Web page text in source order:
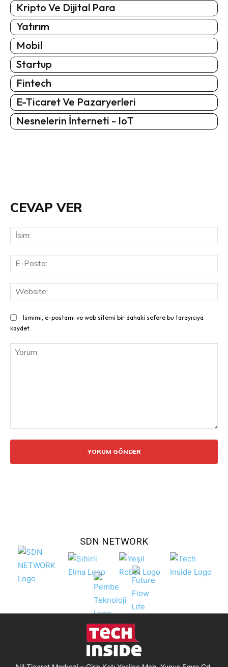
Kripto Ve Dijital Para
Yatırım
Mobil
Startup
Fintech
E-Ticaret Ve Pazaryerleri
Nesnelerin İnterneti - IoT
CEVAP VER
Ismimi, e-postamı ve web sitemi bir dahaki sefere bu tarayıcıya
kaydet.
SDN NETWORK